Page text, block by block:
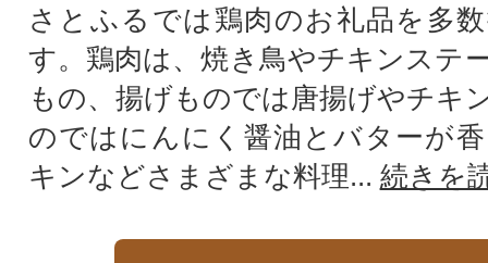
さとふるでは鶏肉のお礼品を多
す。鶏肉は、焼き鳥やチキンステ
もの、揚げものでは唐揚げやチキ
のではにんにく醤油とバターが
キンなどさまざまな料理... 続きを